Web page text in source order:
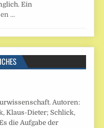
Ein
…
Autoren:
Klaus-Dieter; Schlick,
die Aufgabe der